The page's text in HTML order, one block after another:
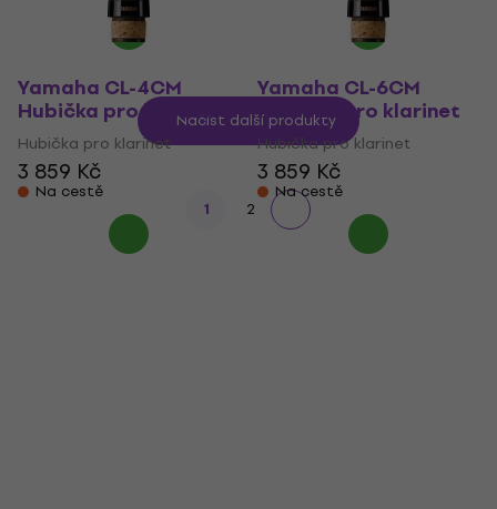
Yamaha CL-4CM
Hubička pro klarinet
Hubička pro klarinet
3 859 Kč
Na cestě
Yamaha CL-6CM
Hubička pro klarinet
Hubička pro klarinet
3 859 Kč
Na cestě
Načíst další produkty
1 2